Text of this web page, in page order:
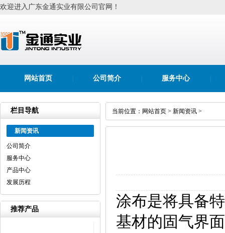
欢迎进入广东金通实业有限公司官网！
网站首页 公司简介 服务中心
栏目导航
新闻资讯
公司简介
服务中心
产品中心
发展历程
推荐产品
当前位置： 网站首页 > 新闻资讯 >
涂布是将具备
基材的固气界